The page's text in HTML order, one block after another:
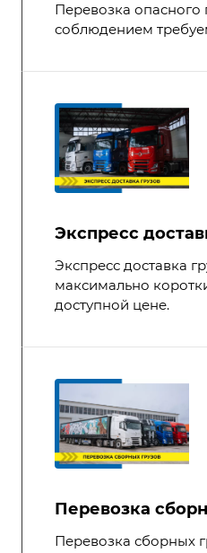
Перевозка опасного
соблюдением
Экспресс
Экспресс доставка
максимально
доступной цене.
Перевозка
Перевозка сборных